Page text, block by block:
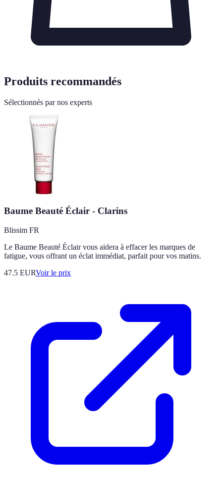
Produits recommandés
Sélectionnés par nos experts
Baume Beauté Éclair - Clarins
Blissim FR
Le Baume Beauté Éclair vous aidera à effacer les marques de
fatigue, vous offrant un éclat immédiat, parfait pour vos matins.
47.5 EURVoir le prix